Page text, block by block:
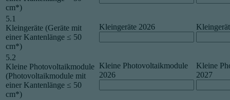
cm*)
5.1
Kleingeräte (Geräte mit
einer Kantenlänge ≤ 50
cm*)
Kleingeräte 2026
5.2
Kleine Photovoltaikmodule
(Photovoltaikmodule mit
einer Kantenlänge ≤ 50
cm*)
Kleine Photovoltaikmodule
2026
Kleine
2027